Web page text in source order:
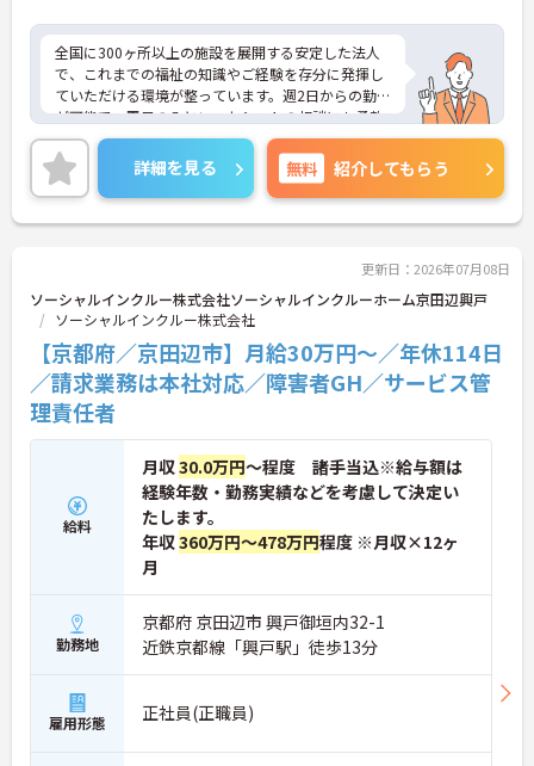
【充実した手当で日々の頑張りが収入アップにつな
がる環境です】
・在籍年数に応じて毎月支給される手当があるた
め、長く勤めるほど着実な給与アップが期待できま
す。
・満10歳から18歳のお子様を持つ方に向けた子ども
手当があるため、子育て世代の方も安心して長く働
けます。
【サポート体制の整備により一人に業務が集中しに
・拠点間での応援や支店による管理体制が機能して
いるため、欠員が生じた際もチーム全体でカバーし
合えます。
・ブランクのある方も経験豊富なスタッフから丁寧
な研修を受けられるため、安心して業務をリスター
トできます。
全国に300ヶ所以上の施設を展開する安定した法人
で、これまでの福祉の知識やご経験を存分に発揮し
ていただける環境が整っています。週2日からの勤務
が可能で、平日のみといったシフトの相談にも柔軟
に対応していただけ、ご家庭との両立やWワークを
希望される方にもおすすめです。丁寧なOJT研修や
オンライン動画での学習環境があり、現場経験にブ
ランクがある方でも安心してスタートできます。年2
回の昇給や正社員登用制度も完備されており、将来
い方にぜひおすすめしたい求人です。ご興味のある
方には、面接対策ポイントなど、さらに詳細をご案
内しますのでお気軽にご相談ください！
★おすすめPOINT★
【柔軟な働き方と充実の待遇】
・週2日から勤務可能で平日のみの相談にも対応し
ています
【安心の業務サポート体制】
・現場での丁寧なOJTや動画研修でしっかりと業務
を習得できます
【安定基盤とキャリアアップ】
・全国展開する急成長企業で長期的に安心して働く
ことができます
・正社員登用制度があり将来的なステップアップを
・幅広い年代が活躍しておりコミュニケーションの
取りやすい環境です
詳細を見る 無料 紹介してもらう
更新日：2026年07月08日
ソーシャルインクルー株式会社ソーシャルインクルーホーム京田辺興戸
ソーシャルインクルー株式会社
【京都府／京田辺市】月給30万円～／年休114日
／請求業務は本社対応／障害者GH／サービス管
理責任者
給料
月収30.0万円～程度 諸手当込※給与額は
経験年数・勤務実績などを考慮して決定い
たします。
年収360万円～478万円程度 ※月収×12ヶ
月
勤務地
京都府 京田辺市 興戸御垣内32-1
近鉄京都線「興戸駅」徒歩13分
雇用形態 正社員(正職員)